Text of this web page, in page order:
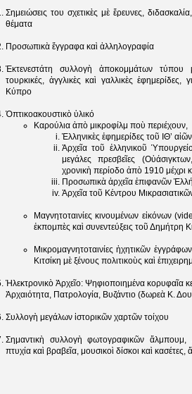
Σημειώσεις του σχετικὲς μὲ ἔρευνες,
θέματα
Προσωπικὰ ἔγγραφα καὶ ἀλληλογραφία
Ἐκτενεστάτη συλλογὴ ἀποκομμάτων τύπου
τουρκικές, ἀγγλικὲς καὶ γαλλικὲς
Κύπρο
Ὀπτικοακουστικὸ ὑλικό
Καρούλια ἀπὸ μικροφίλμ ποὺ περιέχουν,
Ἑλληνικὲς ἐφημερίδες τοῦ ΙΘ’
Ἀρχεῖα τοῦ ἑλληνικοῦ
μεγάλες πρεσβεῖες
χρονικὴ περίοδο ἀπὸ 1910 μέχρι
Προσωπικὰ ἀρχεῖα ἐπιφανῶν
Ἀρχεῖα τοῦ Κέντρου
Μαγνητοταινίες κινουμένων εἰκόνων
ἐκπομπὲς καὶ συνεντεύξεις τοῦ Δημήτρη
Μικρομαγνητοταινίες ἠχητικῶν
Κιτσίκη μὲ ξένους πολιτικοὺς καὶ
Ἠλεκτρονικὸ Ἀρχεῖο: Ψηφιοποιημένα κορυφαῖα
Ἀρχαιότητα, Πατρολογία, Βυζάντιο (δωρεὰ Κ.
Συλλογὴ μεγάλων ἱστορικῶν χαρτῶν τοίχου
Σημαντικὴ συλλογὴ φωτογραφικῶν ἄλμπουμ,
πτυχία καὶ βραβεῖα, μουσικοὶ δίσκοι καὶ